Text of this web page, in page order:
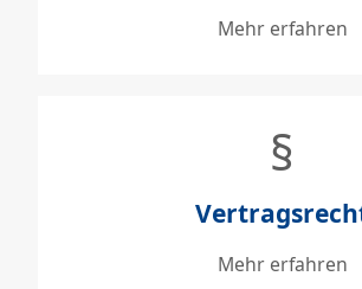
Mehr erfahren
§
Mehr erfahren